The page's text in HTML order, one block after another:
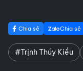
Chia sẻ Chia sẻ
#Trịnh Thúy Kiều